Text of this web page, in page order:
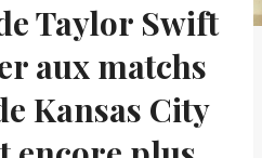
Taylor Swift
aux matchs
Kansas City